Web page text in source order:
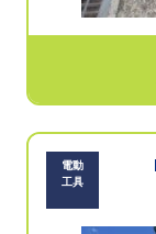
電動
工具